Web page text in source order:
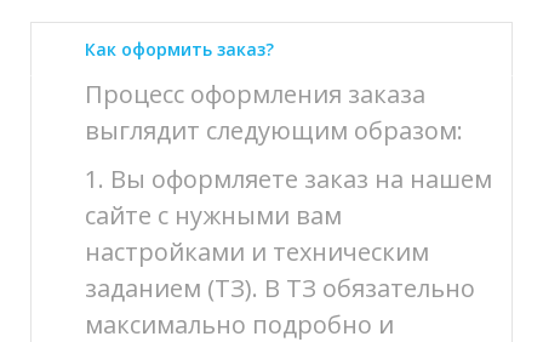
Как оформить заказ?
Процесс оформления заказа
выглядит следующим образом:
1. Вы оформляете заказ на нашем
сайте с нужными вам
настройками и техническим
заданием (ТЗ). В ТЗ обязательно
максимально подробно и